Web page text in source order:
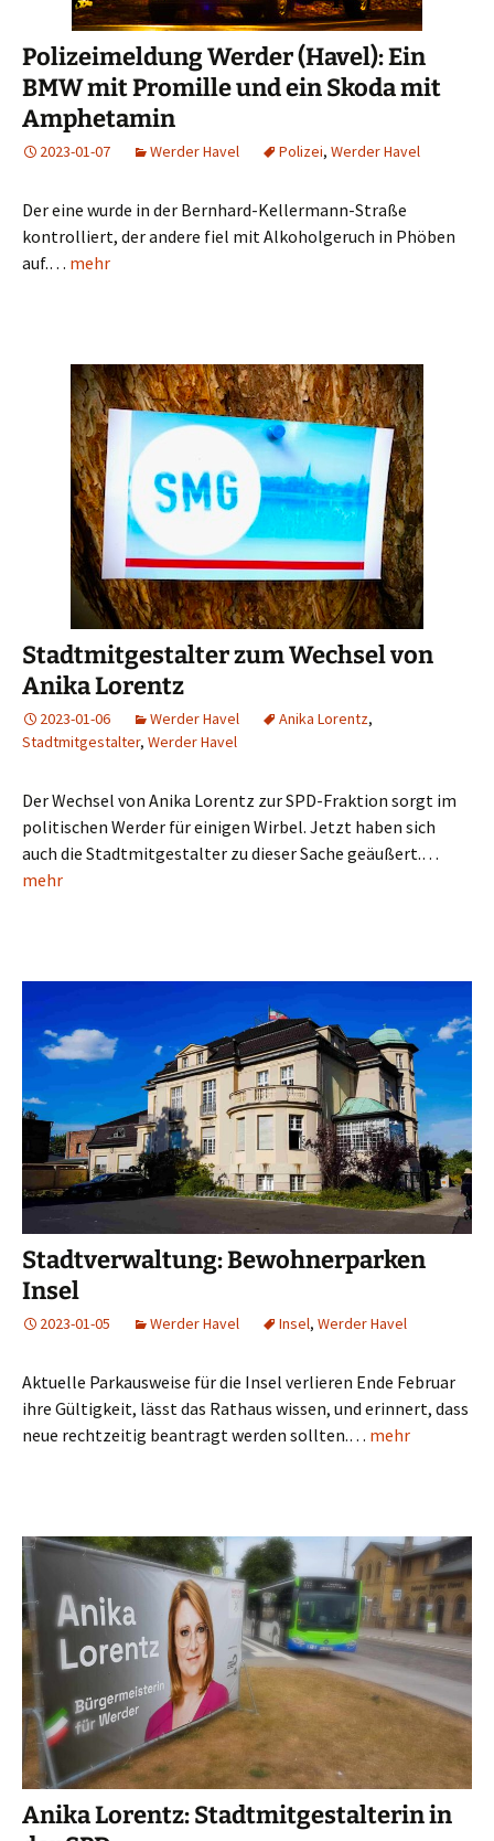
Polizeimeldung Werder (Havel): Ein
BMW mit Promille und ein Skoda mit
Amphetamin
2023-01-07 Werder Havel Polizei, Werder Havel
Der eine wurde in der Bernhard-Kellermann-Straße
kontrolliert, der andere fiel mit Alkoholgeruch in Phöben
auf.… mehr
Stadtmitgestalter zum Wechsel von
Anika Lorentz
2023-01-06 Werder Havel Anika Lorentz,
Stadtmitgestalter, Werder Havel
Der Wechsel von Anika Lorentz zur SPD-Fraktion sorgt im
politischen Werder für einigen Wirbel. Jetzt haben sich
auch die Stadtmitgestalter zu dieser Sache geäußert.…
mehr
Stadtverwaltung: Bewohnerparken
Insel
2023-01-05 Werder Havel Insel, Werder Havel
Aktuelle Parkausweise für die Insel verlieren Ende Februar
ihre Gültigkeit, lässt das Rathaus wissen, und erinnert, dass
neue rechtzeitig beantragt werden sollten.… mehr
Anika Lorentz: Stadtmitgestalterin in